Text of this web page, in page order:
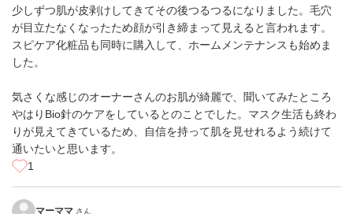
少しずつ肌が皮剥けしてきてその後つるつるになりました。毛穴
が目立たなくなったため顔が引き締まって見えると言われます。
スピケア化粧品も同時に購入して、ホームメンテナンスも始めま
した。
気さくな感じのオーナーさんのお肌が綺麗で、聞いてみたところ
やはりBio針のケアをしているとのことでした。マスク生活も終わ
りが見えてきているため、自信を持って肌を見せれるよう続けて
通いたいと思います。
1
マーママ さん